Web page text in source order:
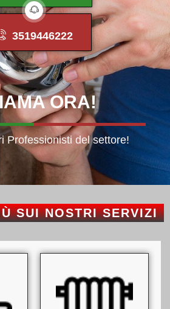
3519446222
ORA!
Professionisti del settore!
SUI NOSTRI SERVIZI